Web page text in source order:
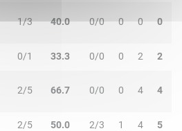
1/3 40.0 0/0 0 0 0
0/1 33.3 0/0 0 2 2
2/5 66.7 0/0 0 4 4
2/5 50.0 2/3 1 4 5